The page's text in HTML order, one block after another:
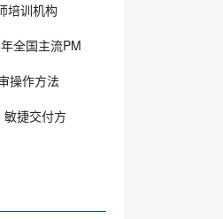
培训机构
全国主流PM
操作方法
敏捷交付方